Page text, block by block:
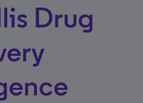
Drug